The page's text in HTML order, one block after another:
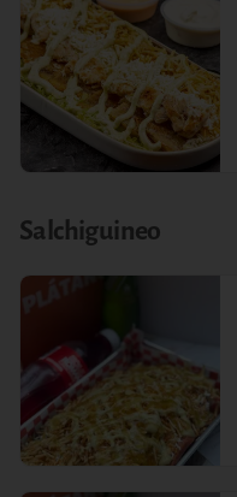
Salchiguineo